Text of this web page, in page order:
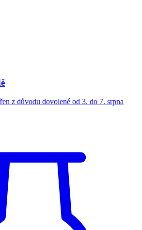
z důvodu dovolené od 3. do 7. srpna